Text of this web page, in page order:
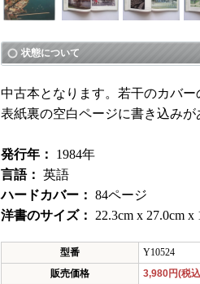
状態について
中古本となります。若干のカバー
表紙裏の空白ページに書き込みが
発行年：
1984年
言語： 英語
ハードカバー： 84ページ
洋書のサイズ：
22.3cm x 27.0cm x
型番
Y10524
販売価格
3,980円(税